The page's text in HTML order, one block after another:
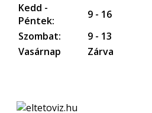
Kedd -
Péntek:
9 - 16
Szombat:
9 - 13
Vasárnap
Zárva